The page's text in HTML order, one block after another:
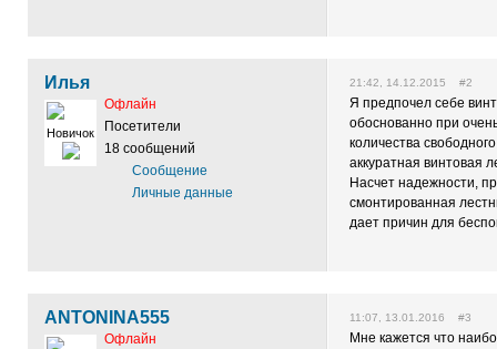
Илья
Новичок
Офлайн
Посетители
18 сообщений
Сообщение
Личные данные
21:42, 14.12.2015 #2
Я предпочел себе
обоснованно при
количества
аккуратная винтовая
Насчет надежности,
смонтированная
дает причин для
ANTONINA555
Офлайн
11:07, 13.01.2016 #3
Мне кажется что